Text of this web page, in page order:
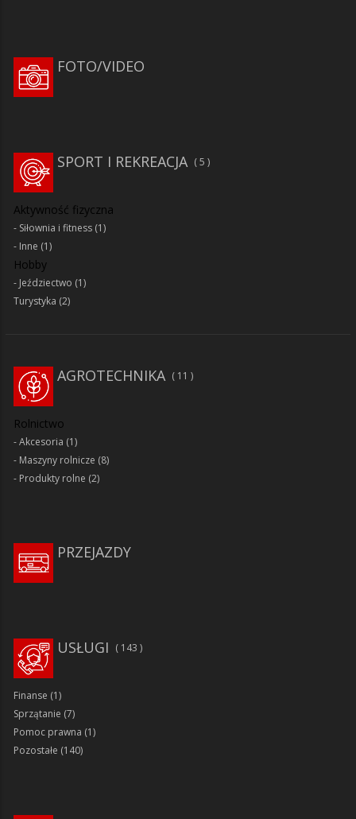
FOTO/VIDEO
SPORT I REKREACJA 5
Aktywność fizyczna
Siłownia i fitness (1)
Inne (1)
Hobby
Jeździectwo (1)
Turystyka (2)
AGROTECHNIKA 11
Rolnictwo
Akcesoria (1)
Maszyny rolnicze (8)
Produkty rolne (2)
PRZEJAZDY
143
USŁUGI
Finanse (1)
Sprzątanie (7)
Pomoc prawna (1)
Pozostałe (140)